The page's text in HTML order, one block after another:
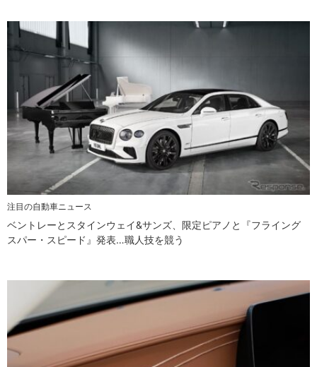
注目の自動車ニュース
ベントレーとスタインウェイ&サンズ、限定ピアノと『フライング
スパー・スピード』発表…職人技を競う